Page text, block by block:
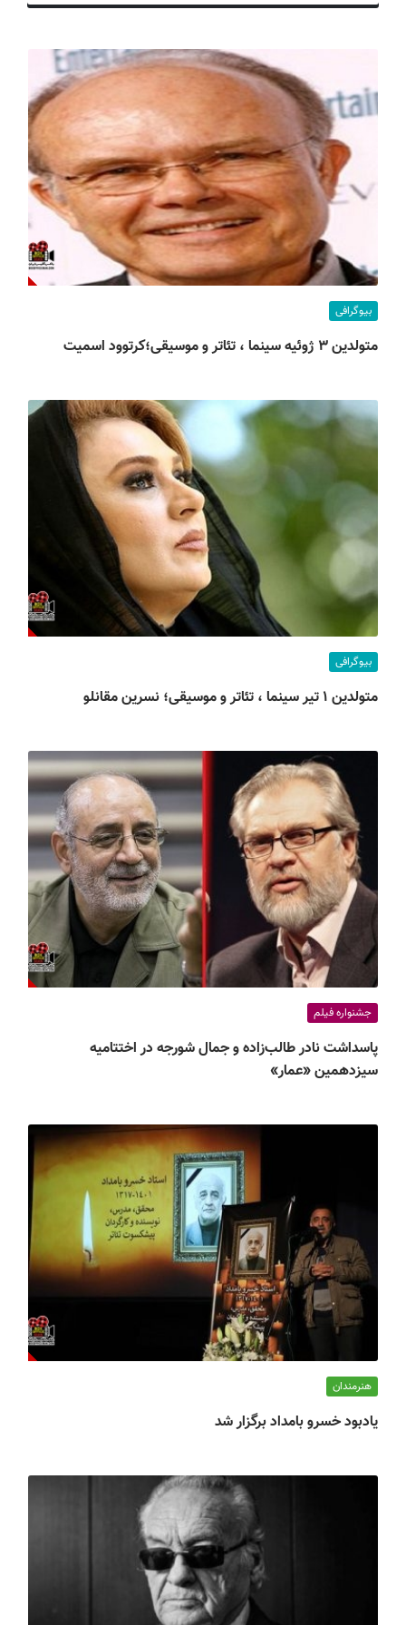
ف
ا
ی
ا
ن
بیوگرافی
متولدین ۳ ژوئیه سینما ، تئاتر و موسیقی؛کرتوود اسمیت
بیوگرافی
متولدین ۱ تیر سینما ، تئاتر و موسیقی؛ نسرین مقانلو
جشنواره فیلم
پاسداشت نادر طالب‌زاده و جمال شورجه در اختتامیه
سیزدهمین «عمار»
هنرمندان
یادبود خسرو بامداد برگزار شد